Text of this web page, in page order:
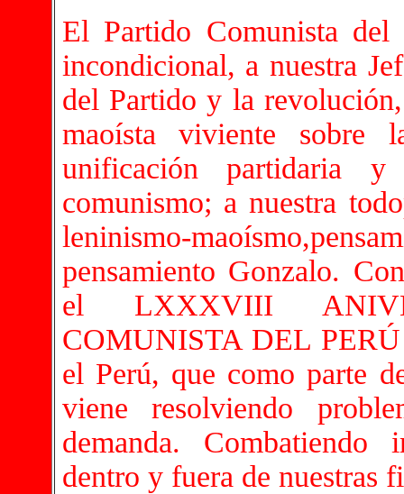
El Partido Comunista
incondicional, a nuestra
del Partido y la
maoísta viviente
unificación partidaria
comunismo; a nuestra
leninismo-
pensamiento Gonzalo.
el LXXXVIII
COMUNISTA DEL PERÚ
el Perú, que como parte
viene resolviendo
demanda. Combatiendo
dentro y fuera de nuestras